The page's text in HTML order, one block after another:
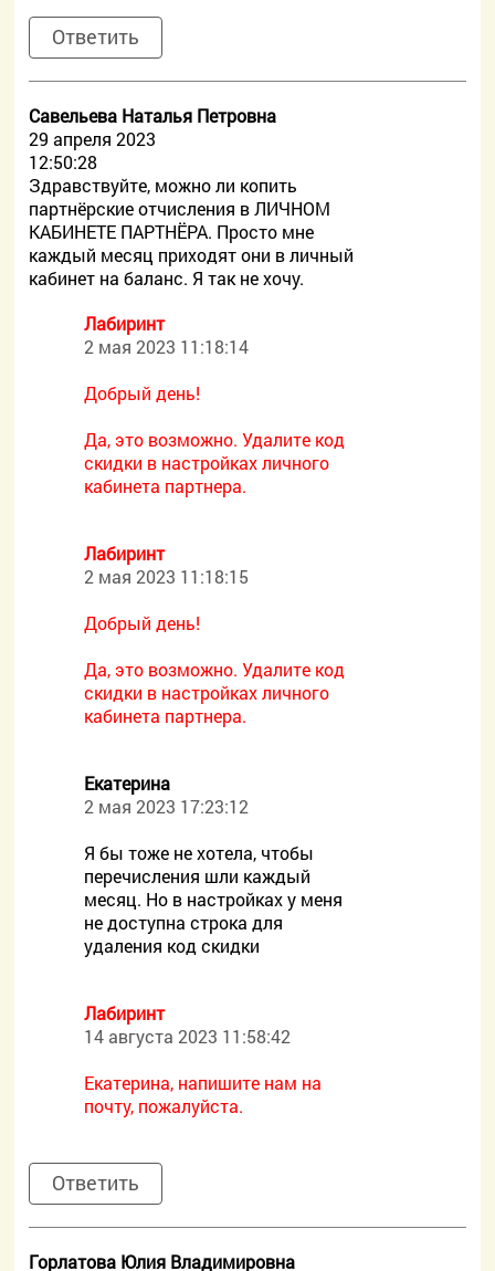
Ответить
Савельева Наталья Петровна
29 апреля 2023
12:50:28
Здравствуйте, можно ли копить
партнёрские отчисления в ЛИЧНОМ
КАБИНЕТЕ ПАРТНЁРА. Просто мне
каждый месяц приходят они в личный
кабинет на баланс. Я так не хочу.
Лабиринт
2 мая 2023 11:18:14
Добрый день!
Да, это возможно. Удалите код
скидки в настройках личного
кабинета партнера.
Лабиринт
2 мая 2023 11:18:15
Добрый день!
Да, это возможно. Удалите код
скидки в настройках личного
кабинета партнера.
Екатерина
2 мая 2023 17:23:12
Я бы тоже не хотела, чтобы
перечисления шли каждый
месяц. Но в настройках у меня
не доступна строка для
удаления код скидки
Лабиринт
14 августа 2023 11:58:42
Екатерина, напишите нам на
почту, пожалуйста.
Ответить
Горлатова Юлия Владимировна